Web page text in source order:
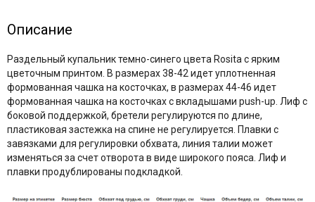
Описание
Раздельный купальник темно-синего цвета Rosita с ярким
цветочным принтом. В размерах 38-42 идет уплотненная
формованная чашка на косточках, в размерах 44-46 идет
формованная чашка на косточках с вкладышами push-up. Лиф с
боковой поддержкой, бретели регулируются по длине,
пластиковая застежка на спине не регулируется. Плавки с
завязками для регулировки обхвата, линия талии может
изменяться за счет отворота в виде широкого пояса. Лиф и
плавки продублированы подкладкой.